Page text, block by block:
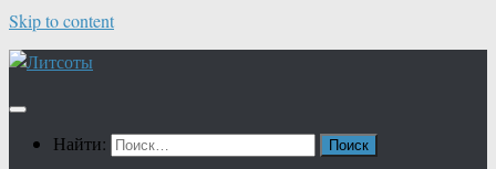
Skip to content
Найти: